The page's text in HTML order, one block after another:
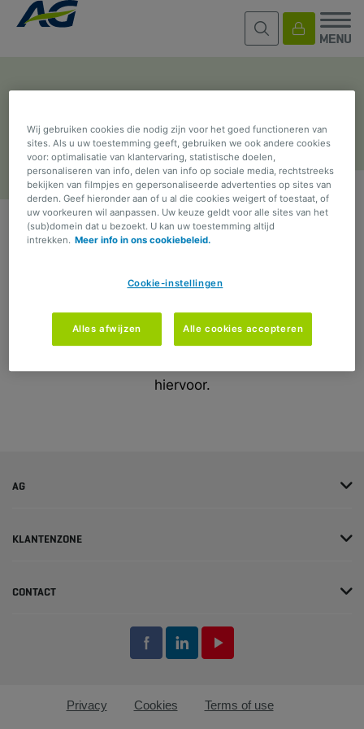
Fout bij verwerking
Door een technisch probleem konden we uw
hiervoor.
AG
KLANTENZONE
CONTACT
Privacy Cookies Terms of use
Wij gebruiken cookies die nodig zijn voor het goed functioneren van
sites. Als u uw toestemming geeft, gebruiken we ook andere cookies
voor: optimalisatie van klantervaring, statistische doelen,
personaliseren van info, delen van info op sociale media, rechtstreeks
bekijken van filmpjes en gepersonaliseerde advertenties op sites van
derden. Geef hieronder aan of u al die cookies weigert of toestaat, of
uw voorkeuren wil aanpassen. Uw keuze geldt voor alle sites van het
(sub)domein dat u bezoekt. U kan uw toestemming altijd
intrekken. Meer info in ons cookiebeleid.
Cookie-instellingen
Alles afwijzen Alle cookies accepteren